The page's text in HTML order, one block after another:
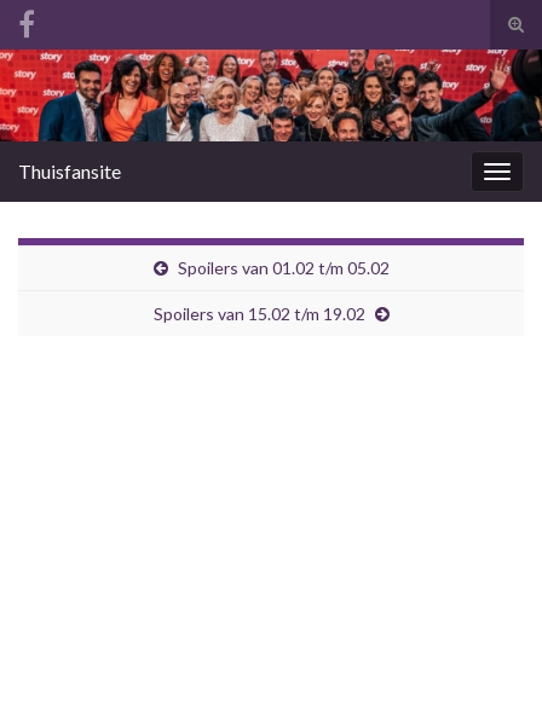
Search for:
Thuisfansite
Spoilers van 01.02 t/m 05.02
Spoilers van 15.02 t/m 19.02